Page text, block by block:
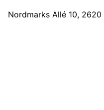
Nordmarks Allé 10, 2620